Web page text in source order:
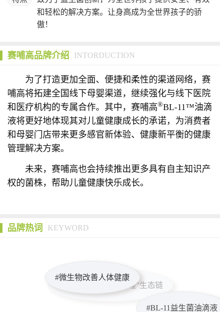
和轻松的解决方案。让身高成为全世界孩子的骄
傲！
赛哺高品牌介绍 INTORDUCTION
为了打造更加全面、便捷和柔性的渠道网络，赛
哺高将拓建全国线下母婴渠道，继续强化与线下医院
和医疗机构的专属合作。其中，赛哺高®BL-11™油滴
液将更好地体现其对儿童健康成长的承诺，为消费者
和母婴门店带来更多感官新体验、健康新平衡的健康
管理解决方案。
未来，赛哺高也会持续推出更多具有自主知识产
权的菌株，帮助儿童健康快乐成长。
品牌热词 KEYWORD
#高质量“儿童身高管理”生态链
#微生物改善人体健康
#BL-11益生菌油滴液